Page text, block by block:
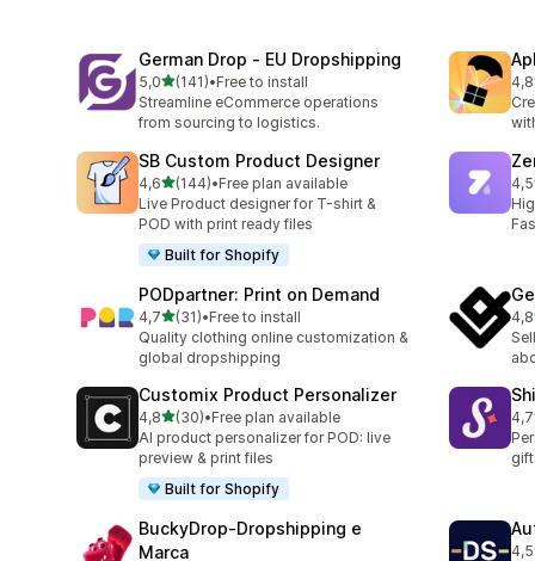
German Drop ‑ EU Dropshipping
5,0de 5 estrelas
(141)
141 total de avaliações
•Free to install
Streamline eCommerce operations
from sourcing to logistics.
4,8
SB Custom Product Designer
4,6de 5 estrelas
(144)
144 total de avaliações
•Free plan available
Live Product designer for T-shirt &
POD with print ready files
Built for Shopify
4,5
PODpartner: Print on Demand
4,7de 5 estrelas
(31)
31 total de avaliações
•Free to install
Quality clothing online customization &
global dropshipping
4,8
Customix Product Personalizer
4,8de 5 estrelas
(30)
30 total de avaliações
•Free plan available
AI product personalizer for POD: live
preview & print files
Built for Shopify
4,7
BuckyDrop‑Dropshipping e
Marca
4,5